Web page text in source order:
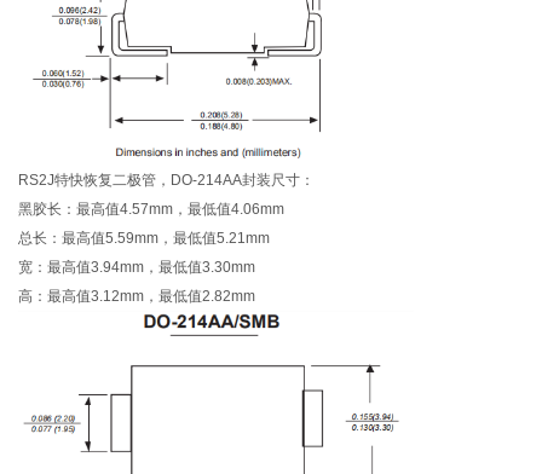
RS2J特快恢复二极管，DO-214AA封装尺寸：
黑胶长：最高值4.57mm，最低值4.06mm
总长：最高值5.59mm，最低值5.21mm
宽：最高值3.94mm，最低值3.30mm
高：最高值3.12mm，最低值2.82mm